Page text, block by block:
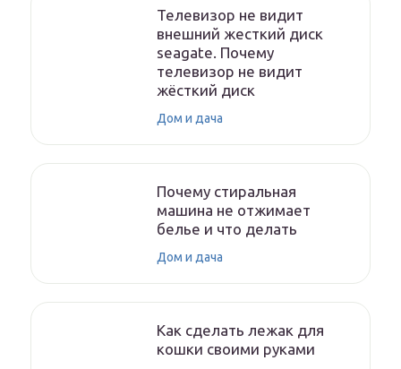
Телевизор не видит
внешний жесткий диск
seagate. Почему
телевизор не видит
жёсткий диск
Дом и дача
Почему стиральная
машина не отжимает
белье и что делать
Дом и дача
Как сделать лежак для
кошки своими руками